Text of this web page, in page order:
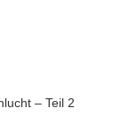
– Teil 2